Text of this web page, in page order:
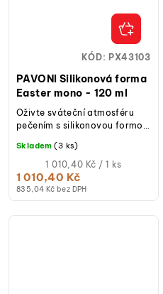
PAVONI Silikonová forma
Easter mono - 120 ml
835,04 Kč bez DPH
1 010,40 Kč
Měrná
cena:
1 010,40 Kč / 1 ks
Skladem (3 ks)
Oživte sváteční atmosféru
pečením s silikonovou formou
velikonoční vajíčka, která
disponuje 12...
KÓD:PX43103